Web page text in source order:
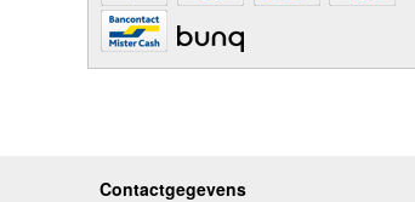
Contactgegevens